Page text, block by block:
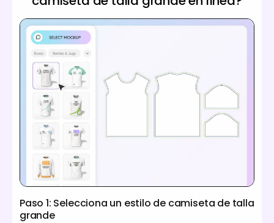
Paso 1: Selecciona un estilo de camiseta de talla
grande